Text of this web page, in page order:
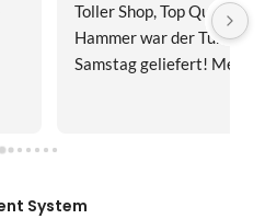
Aber der absolute
Freitag bestellt,
nur zu empfehlen👍
System